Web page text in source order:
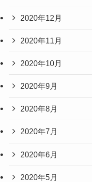
2020年12月
2020年11月
2020年10月
2020年9月
2020年8月
2020年7月
2020年6月
2020年5月